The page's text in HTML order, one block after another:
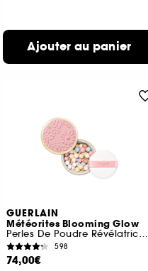
Ajouter au panier
GUERLAIN
Météorites Blooming Glow
Perles De Poudre Révélatrices De Lumière
598
74,00€